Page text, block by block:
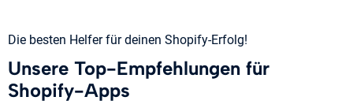
Die besten Helfer für deinen Shopify-Erfolg!
Unsere Top-Empfehlungen für
Shopify-Apps